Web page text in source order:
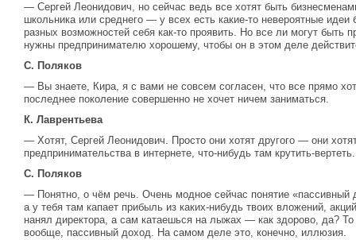
— Сергей Леонидович, но сейчас ведь все хотят быть
школьника или среднего — у всех есть какие-то невероятные идеи
разных возможностей себя как-то проявить. Но все ли могут быть
нужны предпринимателю хорошему, чтобы он в этом деле
С. Поляков
— Вы знаете, Кира, я с вами не совсем согласен, что все прямо
последнее поколение совершенно не хочет ничем заниматься.
К. Лаврентьева
— Хотят, Сергей Леонидович. Просто они хотят другого — они хотят
предпринимательства в интернете, что-нибудь там крутить-вертеть.
С. Поляков
— Понятно, о чём речь. Очень модное сейчас понятие «пассивный
а у тебя там капает прибыль из каких-нибудь твоих вложений,
нанял директора, а сам катаешься на лыжах — как здорово, да?
вообще, пассивный доход. На самом деле это, конечно, иллюзия.